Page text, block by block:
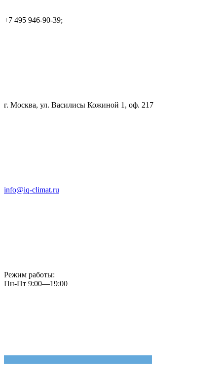
+7 495 946-90-39;
г. Москва, ул. Василисы Кожиной 1, оф. 217
info@iq-climat.ru
Режим работы:
Пн-Пт 9:00—19:00